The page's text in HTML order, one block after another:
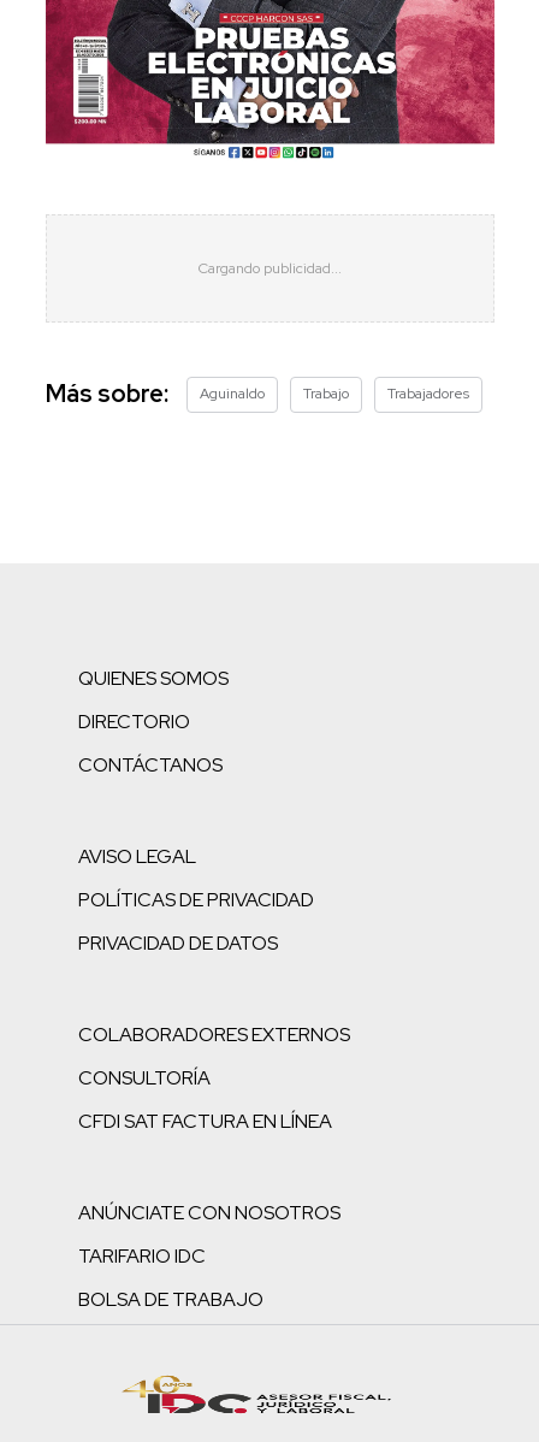
Más sobre: Aguinaldo Trabajo Trabajadores
QUIENES SOMOS
DIRECTORIO
CONTÁCTANOS
AVISO LEGAL
POLÍTICAS DE PRIVACIDAD
PRIVACIDAD DE DATOS
COLABORADORES EXTERNOS
CONSULTORÍA
CFDI SAT FACTURA EN LÍNEA
ANÚNCIATE CON NOSOTROS
TARIFARIO IDC
BOLSA DE TRABAJO